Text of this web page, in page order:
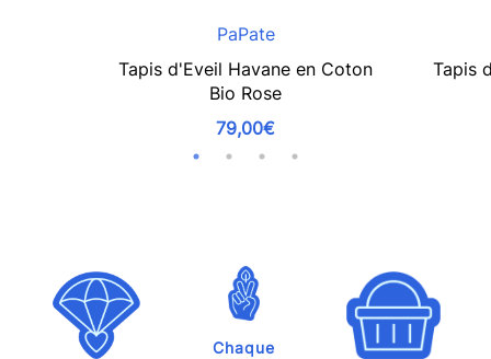
PaPate
Tapis d'Eveil Havane en Coton
Bio Rose
79,00€
Tapis
Chaque